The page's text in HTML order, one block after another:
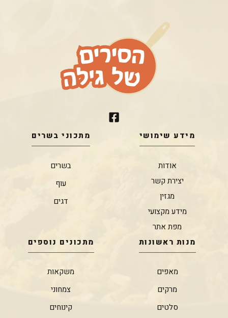
מידע שימושי
אודות
יצירת קשר
מגזין
מידע מקצועי
מפת אתר
מתכוני בשרים
בשרים
עוף
דגים
מנות ראשונות
מאפים
מרקים
סלטים
מתכונים נוספים
משקאות
צמחוני
קינוחים